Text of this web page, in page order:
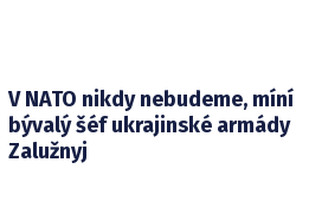
V NATO nikdy nebudeme, míní
bývalý šéf ukrajinské armády
Zalužnyj